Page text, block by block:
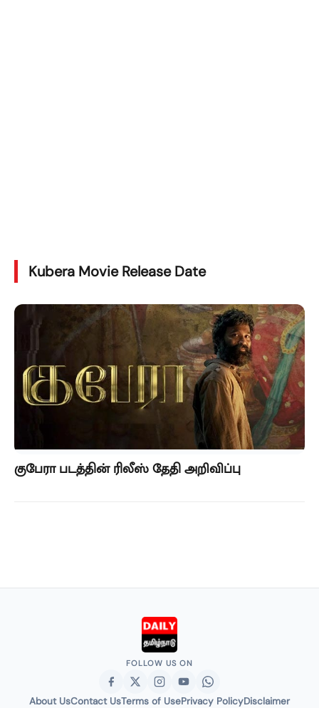
Kubera Movie Release Date
குபேரா படத்தின் ரிலீஸ் தேதி அறிவிப்பு
FOLLOW US ON
About UsContact UsTerms of UsePrivacy PolicyDisclaimer